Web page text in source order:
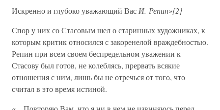
Искренно и глубоко уважающий Вас И. Репин»[2]
Спор у них со Стасовым шел о старинных художниках, к
которым критик относился с закоренелой враждебностью.
Репин при всем своем беспредельном уважении к
Стасову был готов, не колеблясь, прервать всякие
отношения с ним, лишь бы не отречься от того, что
считал в это время истиной.